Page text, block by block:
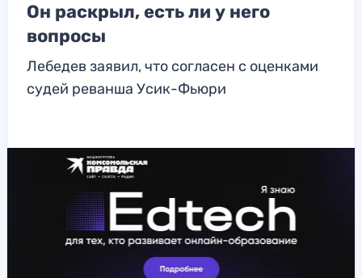
Он раскрыл, есть ли у него
вопросы
Лебедев заявил, что согласен с оценками
судей реванша Усик-Фьюри